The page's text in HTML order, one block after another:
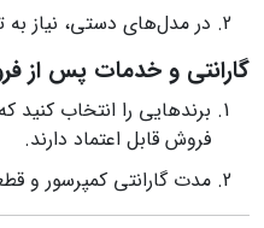
در مدل‌های دستی، نیاز به
گارانتی و خدمات پس از
برندهایی را انتخاب
فروش قابل اعتماد دارند.
مدت گارانتی کمپرسور و